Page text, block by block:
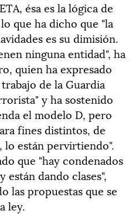
ésa es la lógica de
que ha dicho que "la
es su dimisión.
ninguna entidad", ha
quien ha expresado
de la Guardia
y ha sostenido
el modelo D, pero
fines distintos, de
están pervirtiendo".
que "hay condenados
dando clases",
las propuestas que se
ley.